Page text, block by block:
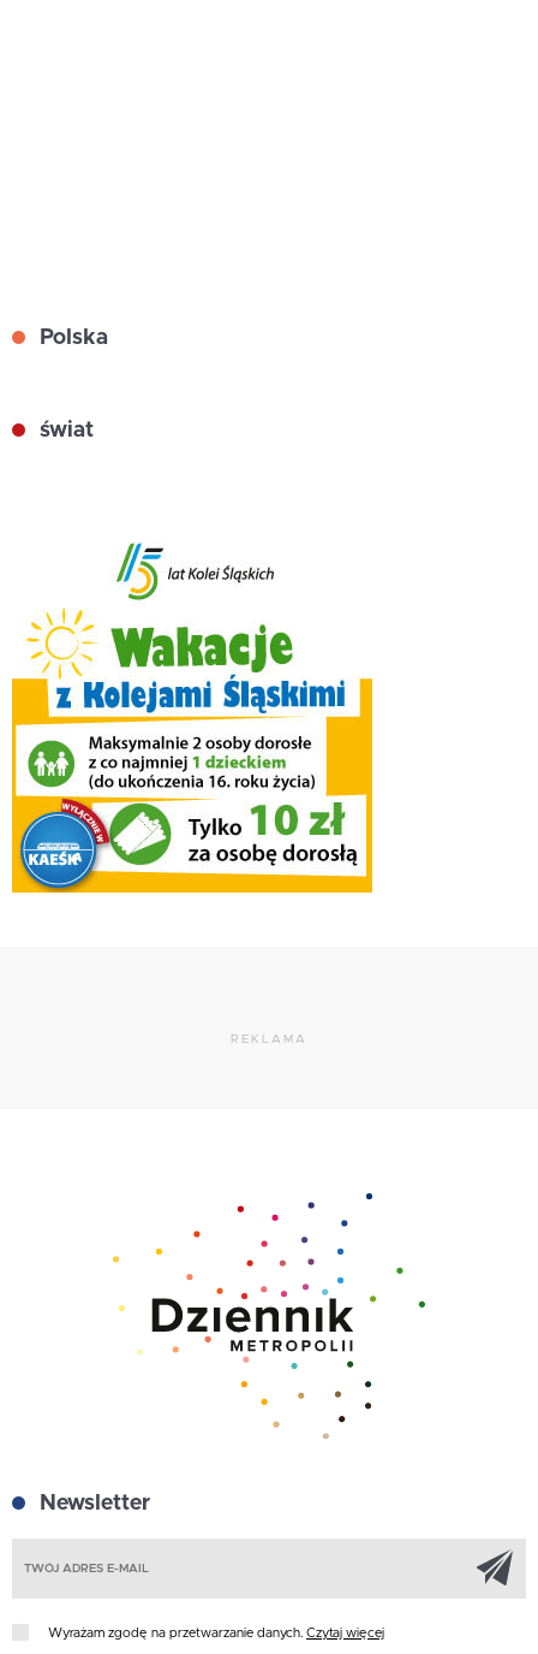
Polska
świat
REKLAMA
Newsletter
Wyrażam zgodę na przetwarzanie danych. Czytaj więcej